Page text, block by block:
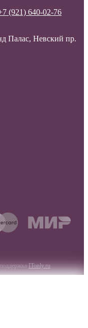
(921) 640-02-76
Палас, Невский пр.
ITonly.ru